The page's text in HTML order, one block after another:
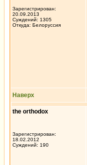
Зарегистрирован:
20.09.2013
Суждений: 1305
Откуда: Белоруссия
Наверх
the orthodox
Зарегистрирован:
18.02.2012
Суждений: 190